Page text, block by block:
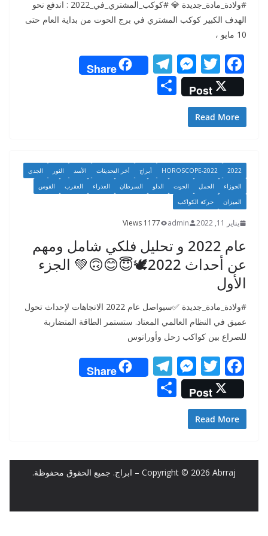
#ولادة_مادة_جديدة 💎 #كوكب_المشتري_في_2022 : اندفع نحو
الهدف الكبير كوكب المشتري في برج الحوت من بداية العام حتى
10 مايو ،
F
ac
e
b
o
k
T
w
itt
er
M
e
ss
g
er
T
el
m
Share
Post
Read More
2022
HOROSCOPE-2022 أبراج أخر التحديثات الأسد الثور
الجدي
الجوزاء
الحمل الحوت الدلو السرطان العذراء العقرب
القوس
الميزان
حركة الكواكب
يناير 11, 2022 admin
1177 Views
عام 2022 و تحليل فلكي شامل ومهم
عن أحداث 2022🕊😇😊🙃💚 الجزء
الأول
#ولادة_مادة_جديدة ✅سيواصل عام 2022 الاتجاهات لإحداث تحول
عميق في النظام العالمي المعتاد. ستستمر الطاقة المتضاربة
للصراع بين كواكب زحل وأورانوس
F
ac
e
b
o
k
T
w
itt
er
M
e
ss
g
er
T
el
m
Share
Post
Read More